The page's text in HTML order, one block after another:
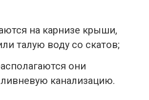
на карнизе крыши,
талую воду со скатов;
они
канализацию.